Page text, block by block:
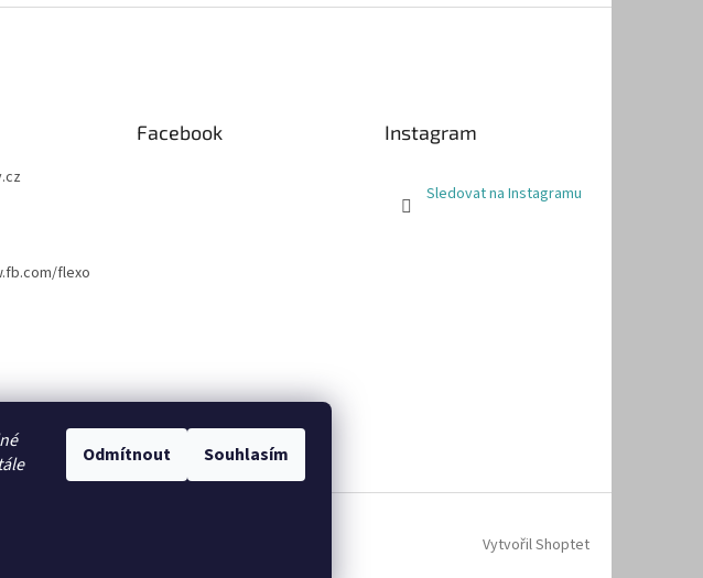
Odmítnout Souhlasím
flexo
Facebook Instagram
Sledovat na Instagramu
Vytvořil Shoptet